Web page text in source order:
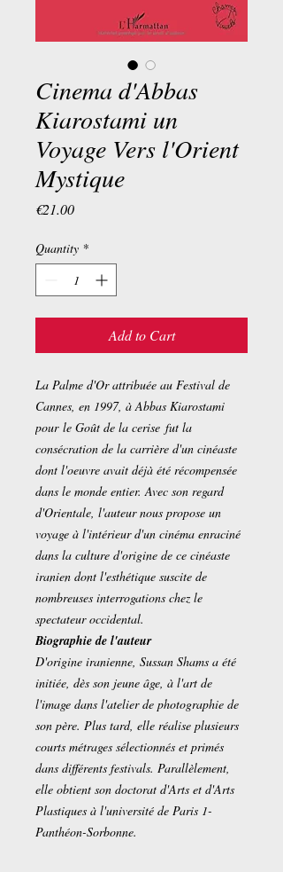
Cinema d'Abbas
Kiarostami un
Voyage Vers l'Orient
Mystique
€21.00Price
Quantity *
Add to Cart
La Palme d'Or attribuée au Festival de
Cannes, en 1997, à Abbas Kiarostami
pour le Goût de la cerise fut la
consécration de la carrière d'un cinéaste
dont l'oeuvre avait déjà été récompensée
dans le monde entier. Avec son regard
d'Orientale, l'auteur nous propose un
voyage à l'intérieur d'un cinéma enraciné
dans la culture d'origine de ce cinéaste
iranien dont l'esthétique suscite de
nombreuses interrogations chez le
spectateur occidental.
Biographie de l'auteur
D'origine iranienne, Sussan Shams a été
initiée, dès son jeune âge, à l'art de
l'image dans l'atelier de photographie de
son père. Plus tard, elle réalise plusieurs
courts métrages sélectionnés et primés
dans différents festivals. Parallèlement,
elle obtient son doctorat d'Arts et d'Arts
Plastiques à l'université de Paris 1-
Panthéon-Sorbonne.